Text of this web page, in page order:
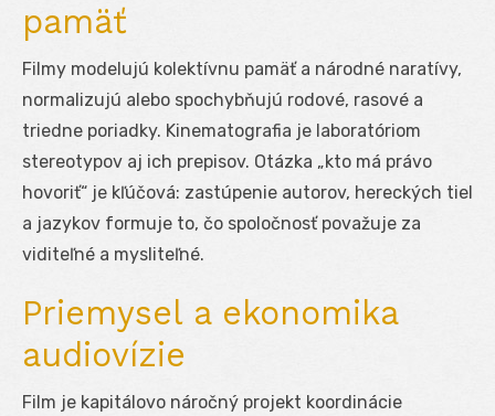
pamäť
Filmy modelujú kolektívnu pamäť a národné naratívy,
normalizujú alebo spochybňujú rodové, rasové a
triedne poriadky. Kinematografia je laboratóriom
stereotypov aj ich prepisov. Otázka „kto má právo
hovoriť“ je kľúčová: zastúpenie autorov, hereckých tiel
a jazykov formuje to, čo spoločnosť považuje za
viditeľné a mysliteľné.
Priemysel a ekonomika
audiovízie
Film je kapitálovo náročný projekt koordinácie